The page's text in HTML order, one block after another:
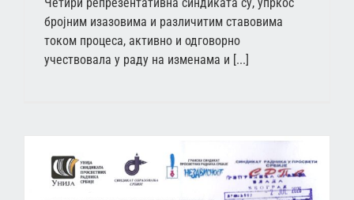
Четири репрезентативна синдиката су, упркос
бројним изазовима и различитим ставовима
током процеса, активно и одговорно
учествовала у раду на изменама и [...]